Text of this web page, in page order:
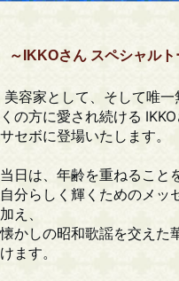
～IKKOさん スペシャル
美容家として、そして唯
くの方に愛され続ける
サセボに登場いたします。
当日は、年齢を重ねること
自分らしく輝くためのメッ
加え、
懐かしの昭和歌謡を交えた
けます。